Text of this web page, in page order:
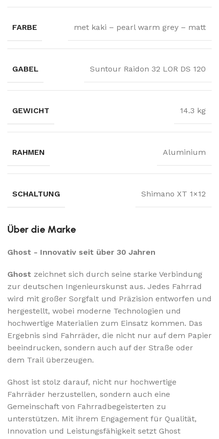
FARBE met kaki – pearl warm grey – matt
GABEL Suntour Raidon 32 LOR DS 120
GEWICHT 14.3 kg
RAHMEN Aluminium
SCHALTUNG Shimano XT 1×12
Über die Marke
Ghost - Innovativ seit über 30 Jahren
Ghost zeichnet sich durch seine starke Verbindung
zur deutschen Ingenieurskunst aus. Jedes Fahrrad
wird mit großer Sorgfalt und Präzision entworfen und
hergestellt, wobei moderne Technologien und
hochwertige Materialien zum Einsatz kommen. Das
Ergebnis sind Fahrräder, die nicht nur auf dem Papier
beeindrucken, sondern auch auf der Straße oder
dem Trail überzeugen.
Ghost ist stolz darauf, nicht nur hochwertige
Fahrräder herzustellen, sondern auch eine
Gemeinschaft von Fahrradbegeisterten zu
unterstützen. Mit ihrem Engagement für Qualität,
Innovation und Leistungsfähigkeit setzt Ghost